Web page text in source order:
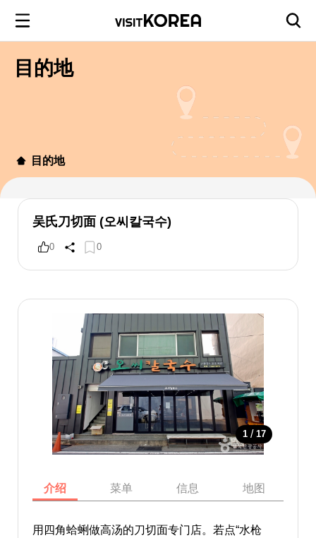
目的地
目的地
吴氏刀切面 (오씨칼국수)
0 0
1 / 17
介绍 菜单 信息 地图
用四角蛤蜊做高汤的刀切面专门店。若点“水枪